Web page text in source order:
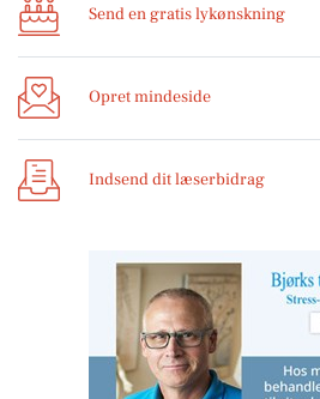
Send en gratis lykønskning
Opret mindeside
Indsend dit læserbidrag